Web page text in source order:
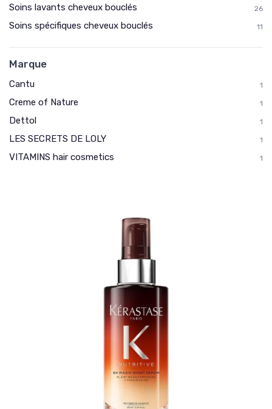
Soins lavants cheveux bouclés 26
Soins spécifiques cheveux bouclés 11
Marque
Cantu 1
Creme of Nature 1
Dettol 1
LES SECRETS DE LOLY 1
VITAMINS hair cosmetics 1